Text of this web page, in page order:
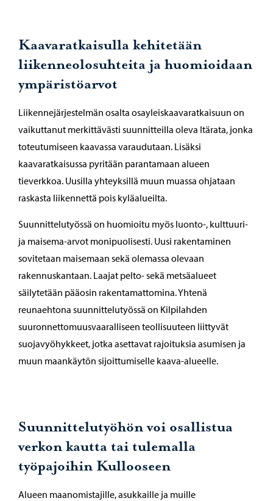
Kaavaratkaisulla kehitetään
liikenneolosuhteita ja huomioidaan
ympäristöarvot
Liikennejärjestelmän osalta osayleiskaavaratkaisuun on
vaikuttanut merkittävästi suunnitteilla oleva Itärata, jonka
toteutumiseen kaavassa varaudutaan. Lisäksi
kaavaratkaisussa pyritään parantamaan alueen
tieverkkoa. Uusilla yhteyksillä muun muassa ohjataan
raskasta liikennettä pois kyläalueilta.
Suunnittelutyössä on huomioitu myös luonto-, kulttuuri-
ja maisema-arvot monipuolisesti. Uusi rakentaminen
sovitetaan maisemaan sekä olemassa olevaan
rakennuskantaan. Laajat pelto- sekä metsäalueet
säilytetään pääosin rakentamattomina. Yhtenä
reunaehtona suunnittelutyössä on Kilpilahden
suuronnettomuusvaaralliseen teollisuuteen liittyvät
suojavyöhykkeet, jotka asettavat rajoituksia asumisen ja
muun maankäytön sijoittumiselle kaava-alueelle.
Suunnittelutyöhön voi osallistua
verkon kautta tai tulemalla
työpajoihin Kullooseen
Alueen maanomistajille, asukkaille ja muille